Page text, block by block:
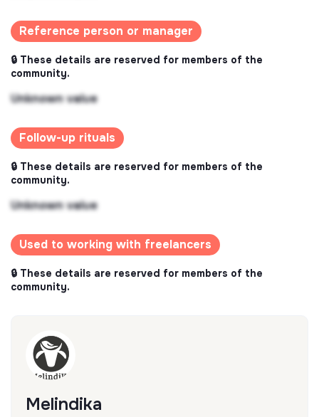
Reference person or manager
🔒 These details are reserved for members of the
community.
Unknown value
Follow-up rituals
🔒 These details are reserved for members of the
community.
Unknown value
Used to working with freelancers
🔒 These details are reserved for members of the
community.
Melindika